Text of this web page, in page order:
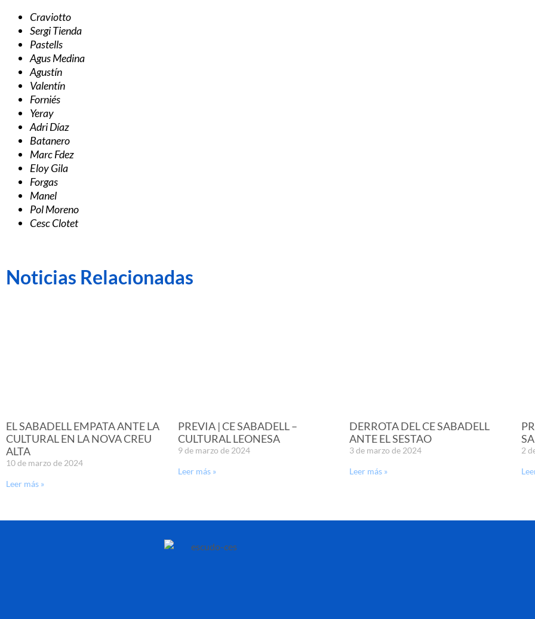
Craviotto
Sergi Tienda
Pastells
Agus Medina
Agustín
Valentín
Forniés
Yeray
Adri Díaz
Batanero
Marc Fdez
Eloy Gila
Forgas
Manel
Pol Moreno
Cesc Clotet
Noticias Relacionadas
EL SABADELL EMPATA ANTE LA
CULTURAL EN LA NOVA CREU
ALTA
10 de marzo de 2024
Leer más »
PREVIA | CE SABADELL –
CULTURAL LEONESA
9 de marzo de 2024
Leer más »
DERROTA DEL CE SABADELL
ANTE EL SESTAO
3 de marzo de 2024
Leer más »
2